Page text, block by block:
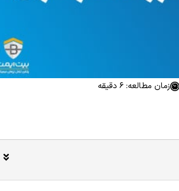
زمان مطالعه: 6 دقیقه